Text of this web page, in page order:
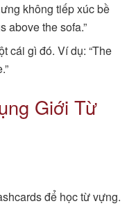
không tiếp xúc bề
above the sofa.”
cái gì đó. Ví dụ: “The
Giới Từ
để học từ vựng.